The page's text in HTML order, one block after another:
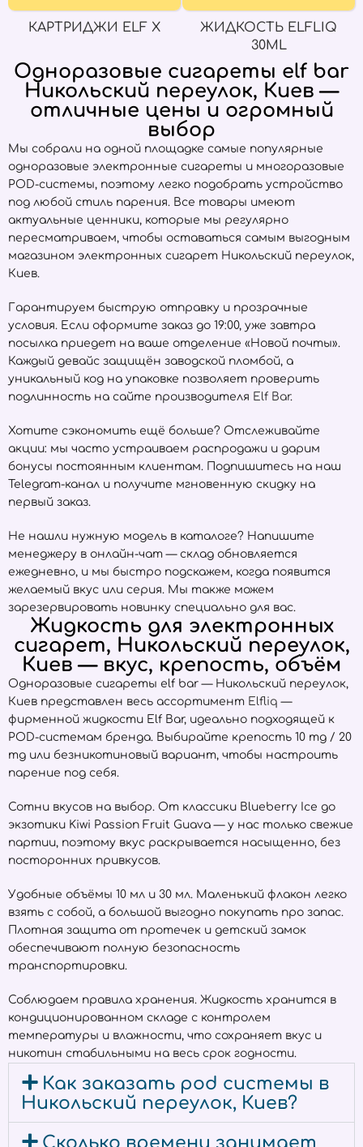
КАРТРИДЖИ ELF X
ЖИДКОСТЬ ELFLIQ
30ML
Одноразовые сигареты elf bar
Никольский переулок, Киев —
отличные цены и огромный
выбор
Мы собрали на одной площадке самые популярные
одноразовые электронные сигареты и многоразовые
POD-системы, поэтому легко подобрать устройство
под любой стиль парения. Все товары имеют
актуальные ценники, которые мы регулярно
пересматриваем, чтобы оставаться самым выгодным
магазином электронных сигарет Никольский переулок,
Киев.
Гарантируем быструю отправку и прозрачные
условия. Если оформите заказ до 19:00, уже завтра
посылка приедет на ваше отделение «Новой почты».
Каждый девайс защищён заводской пломбой, а
уникальный код на упаковке позволяет проверить
подлинность на сайте производителя Elf Bar.
Хотите сэкономить ещё больше? Отслеживайте
акции: мы часто устраиваем распродажи и дарим
бонусы постоянным клиентам. Подпишитесь на наш
Telegram-канал и получите мгновенную скидку на
первый заказ.
Не нашли нужную модель в каталоге? Напишите
менеджеру в онлайн-чат — склад обновляется
ежедневно, и мы быстро подскажем, когда появится
желаемый вкус или серия. Мы также можем
зарезервировать новинку специально для вас.
Жидкость для электронных
сигарет, Никольский переулок,
Киев — вкус, крепость, объём
Одноразовые сигареты elf bar — Никольский переулок,
Киев представлен весь ассортимент Elfliq —
фирменной жидкости Elf Bar, идеально подходящей к
POD-системам бренда. Выбирайте крепость 10 mg / 20
mg или безникотиновый вариант, чтобы настроить
парение под себя.
Сотни вкусов на выбор. От классики Blueberry Ice до
экзотики Kiwi Passion Fruit Guava — у нас только свежие
партии, поэтому вкус раскрывается насыщенно, без
посторонних привкусов.
Удобные объёмы 10 мл и 30 мл. Маленький флакон легко
взять с собой, а большой выгодно покупать про запас.
Плотная защита от протечек и детский замок
обеспечивают полную безопасность
транспортировки.
Соблюдаем правила хранения. Жидкость хранится в
кондиционированном складе с контролем
температуры и влажности, что сохраняет вкус и
никотин стабильными на весь срок годности.
Как заказать pod системы в
Никольский переулок, Киев?
Сколько времени занимает